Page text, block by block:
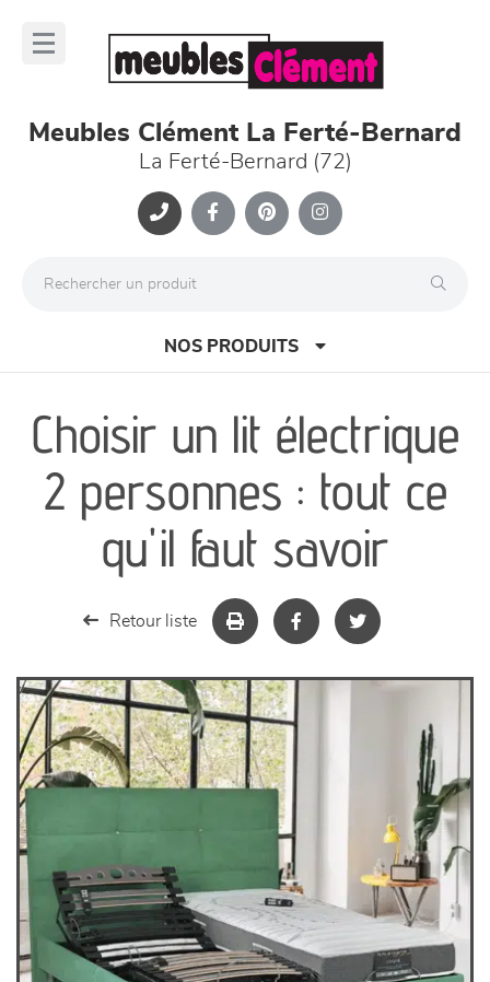
Meubles Clément La Ferté-Bernard
La Ferté-Bernard (72)
NOS PRODUITS
canapés et fauteuils
séjours
meubles de complément
chambres et dressing
literie
décoration
Choisir un lit électrique
2 personnes : tout ce
qu'il faut savoir
Retour liste